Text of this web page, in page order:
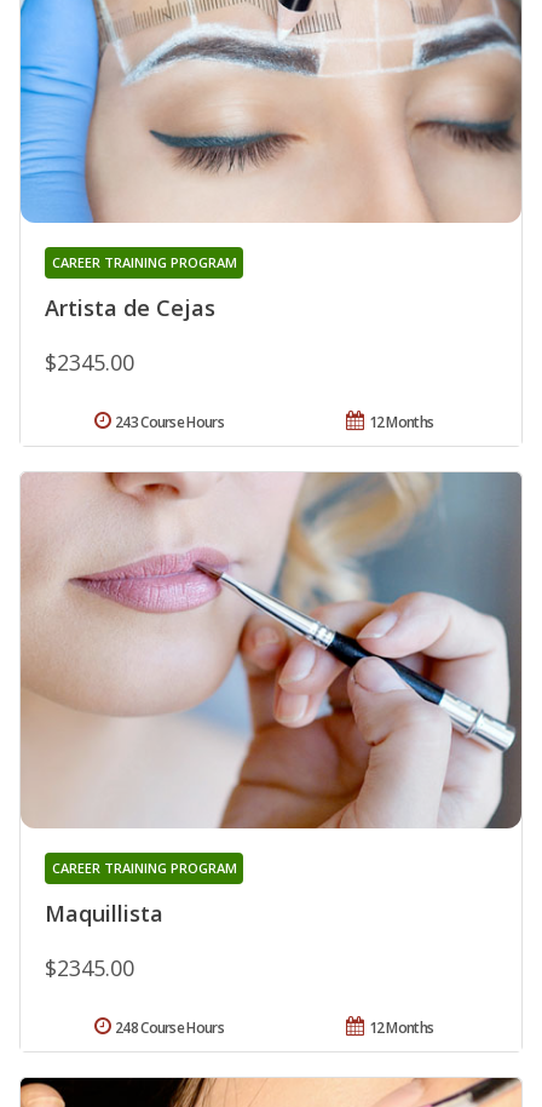
Artista de Cejas
CAREER TRAINING PROGRAM
$2345.00
12 Months
243 Course Hours
Maquillista
CAREER TRAINING PROGRAM
$2345.00
12 Months
248 Course Hours